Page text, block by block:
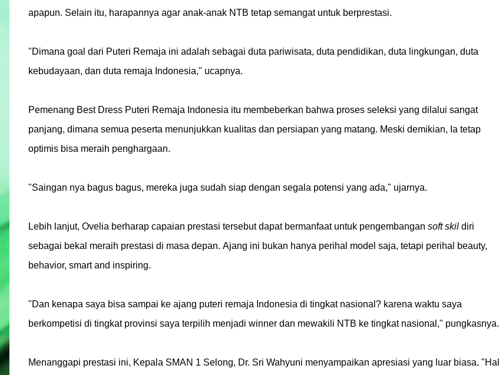
apapun. Selain itu, harapannya agar anak-anak NTB tetap semangat untuk berprestasi.
"Dimana goal dari Puteri Remaja ini adalah sebagai duta pariwisata, duta pendidikan, duta lingkungan, duta
kebudayaan, dan duta remaja Indonesia," ucapnya.
Pemenang Best Dress Puteri Remaja Indonesia itu membeberkan bahwa proses seleksi yang dilalui sangat
panjang, dimana semua peserta menunjukkan kualitas dan persiapan yang matang. Meski demikian, Ia tetap
optimis bisa meraih penghargaan.
"Saingan nya bagus bagus, mereka juga sudah siap dengan segala potensi yang ada," ujarnya.
Lebih lanjut, Ovelia berharap capaian prestasi tersebut dapat bermanfaat untuk pengembangan soft skil diri
sebagai bekal meraih prestasi di masa depan. Ajang ini bukan hanya perihal model saja, tetapi perihal beauty,
behavior, smart and inspiring.
"Dan kenapa saya bisa sampai ke ajang puteri remaja Indonesia di tingkat nasional? karena waktu saya
berkompetisi di tingkat provinsi saya terpilih menjadi winner dan mewakili NTB ke tingkat nasional," pungkasnya.
Menanggapi prestasi ini, Kepala SMAN 1 Selong, Dr. Sri Wahyuni menyampaikan apresiasi yang luar biasa. "Hal